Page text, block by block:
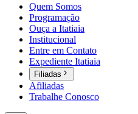
Quem Somos
Programação
Ouça a Itatiaia
Institucional
Entre em Contato
Expediente Itatiaia
Filiadas
Afiliadas
Trabalhe Conosco